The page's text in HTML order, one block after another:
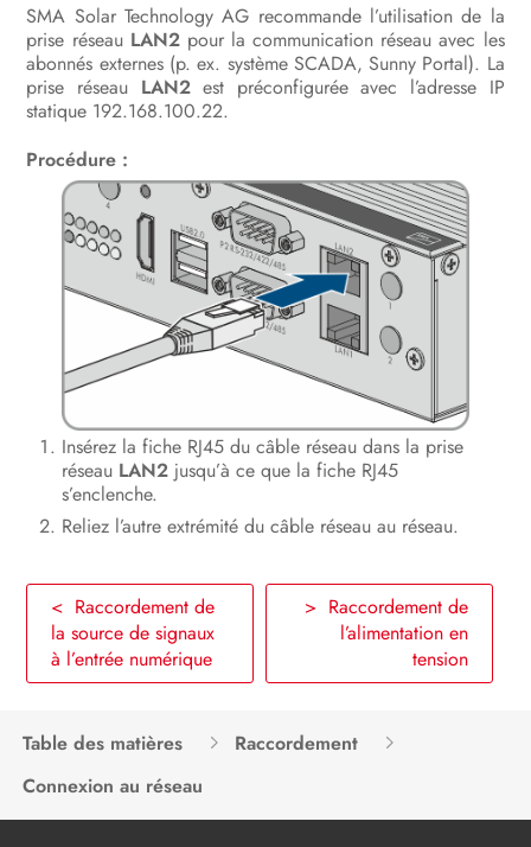
SMA Solar Technology AG recommande l’utilisation de la
prise réseau LAN2pour la communication réseau avec les
abonnés externes (p. ex. système SCADA, Sunny Portal). La
prise réseau LAN2est préconfigurée avec l’adresse IP
statique 192.168.100.22.
Procédure :
Insérez la fiche RJ45 du câble réseau dans la prise
réseau LAN2 jusqu’à ce que la fiche RJ45
s’enclenche.
Reliez l’autre extrémité du câble réseau au réseau.
< Raccordement de
la source de signaux
à l’entrée numérique
> Raccordement de
l’alimentation en
tension
Table des matières
Raccordement
Connexion au réseau